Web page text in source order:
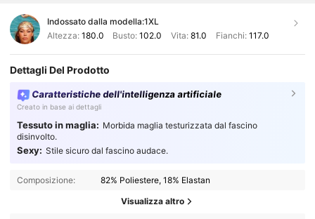
Indossato dalla modella:1XL
Altezza: 180.0 Busto:102.0 Vita: 81.0 Fianchi: 117.0
Dettagli Del Prodotto
Caratteristiche dell'intelligenza artificiale
Creato in base ai dettagli
Tessuto in maglia: Morbida maglia testurizzata dal fascino
disinvolto.
Sexy: Stile sicuro dal fascino audace.
Composizione: 82% Poliestere, 18% Elastan
Visualizza altro